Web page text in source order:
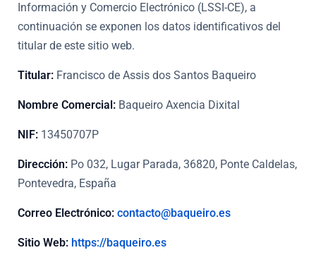
Información y Comercio Electrónico (LSSI-CE), a
continuación se exponen los datos identificativos del
titular de este sitio web.
Titular: Francisco de Assis dos Santos Baqueiro
Nombre Comercial: Baqueiro Axencia Dixital
NIF: 13450707P
Dirección: Po 032, Lugar Parada, 36820, Ponte Caldelas,
Pontevedra, España
Correo Electrónico: contacto@baqueiro.es
Sitio Web: https://baqueiro.es